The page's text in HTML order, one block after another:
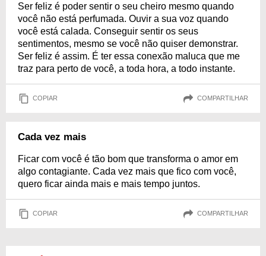
Ser feliz é poder sentir o seu cheiro mesmo quando
você não está perfumada. Ouvir a sua voz quando
você está calada. Conseguir sentir os seus
sentimentos, mesmo se você não quiser demonstrar.
Ser feliz é assim. É ter essa conexão maluca que me
traz para perto de você, a toda hora, a todo instante.
COPIAR COMPARTILHAR
Cada vez mais
Ficar com você é tão bom que transforma o amor em
algo contagiante. Cada vez mais que fico com você,
quero ficar ainda mais e mais tempo juntos.
COPIAR COMPARTILHAR